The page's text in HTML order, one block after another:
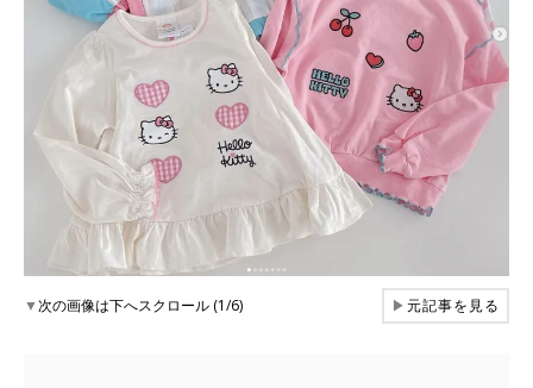
▼次の画像は下へスクロール (1/6) ▶元記事を見る